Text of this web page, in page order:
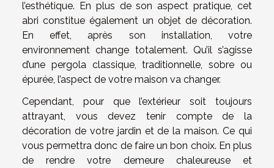
l’esthétique. En plus de son aspect pratique, cet
abri constitue également un objet de décoration.
En effet, après son installation, votre
environnement change totalement. Qu’il s’agisse
d’une pergola classique, traditionnelle, sobre ou
épurée, l’aspect de votre maison va changer.
Cependant, pour que l’extérieur soit toujours
attrayant, vous devez tenir compte de la
décoration de votre jardin et de la maison. Ce qui
vous permettra donc de faire un bon choix. En plus
de rendre votre demeure chaleureuse et